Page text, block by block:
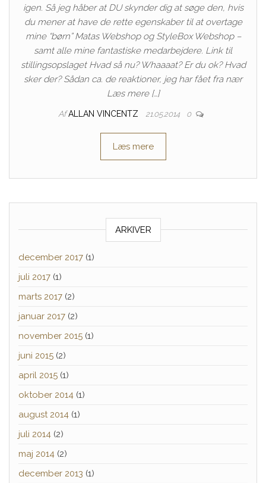
igen. Så jeg håber at DU skynder dig at søge den, hvis
du mener at have de rette egenskaber til at overtage
mine “børn” Matas Webshop og StyleBox Webshop –
samt alle mine fantastiske medarbejdere. Link til
stillingsopslaget Hvad så nu? Whaaaat? Er du ok? Hvad
sker der? Sådan ca. de reaktioner, jeg har fået fra nær
Læs mere […]
Af ALLAN VINCENTZ 21.05.2014 0
Læs mere
ARKIVER
december 2017 (1)
juli 2017 (1)
marts 2017 (2)
januar 2017 (2)
november 2015 (1)
juni 2015 (2)
april 2015 (1)
oktober 2014 (1)
august 2014 (1)
juli 2014 (2)
maj 2014 (2)
december 2013 (1)